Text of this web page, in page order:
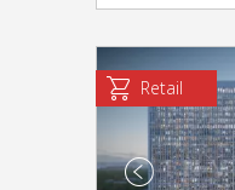
Retail